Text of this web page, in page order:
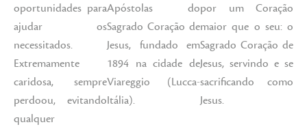
oportunidades para
ajudar os
necessitados.
Extremamente
caridosa, sempre
perdoou, evitando
qualquer
Apóstolas do
Sagrado Coração de
Jesus, fundado em
1894 na cidade de
Viareggio (Lucca-
Itália).
por um Coração
maior que o seu: o
Sagrado Coração de
Jesus, servindo e se
sacrificando como
Jesus.